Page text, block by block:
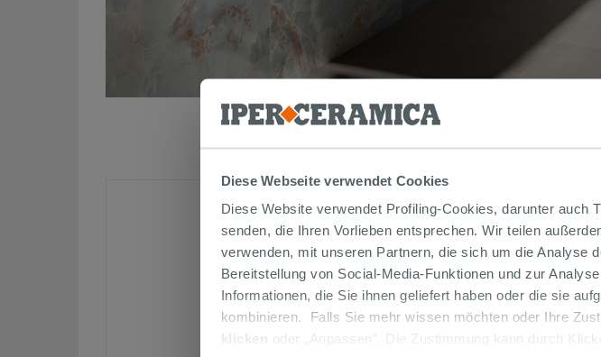
Diese Webseite verwendet Cookies
Diese Website verwendet Profiling-Cookies, darunter auch
senden, die Ihren Vorlieben entsprechen. Wir teilen
verwenden, mit unseren Partnern, die sich um die Analyse
Bereitstellung von Social-Media-Funktionen und zur
Informationen, die Sie ihnen geliefert haben oder die sie
kombinieren. Falls Sie mehr wissen möchten oder Ihre
klicken
oder „Anpassen“. Die Zustimmung kann durch
Weitere